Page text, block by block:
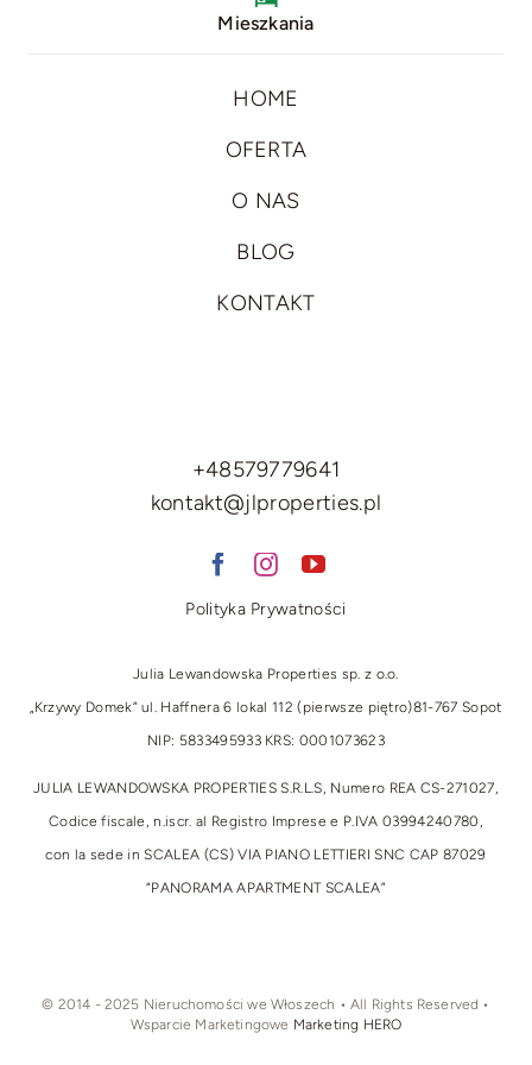
Mieszkania
HOME
OFERTA
O NAS
BLOG
KONTAKT
+48579779641
kontakt@jlproperties.pl
Polityka Prywatności
Julia Lewandowska Properties sp. z o.o.
„Krzywy Domek” ul. Haffnera 6 lokal 112 (pierwsze piętro)81-767 Sopot
NIP: 5833495933 KRS: 0001073623
JULIA LEWANDOWSKA PROPERTIES S.R.L.S, Numero REA CS-271027,
Codice fiscale, n.iscr. al Registro Imprese e P.IVA 03994240780,
con la sede in SCALEA (CS) VIA PIANO LETTIERI SNC CAP 87029
“PANORAMA APARTMENT SCALEA”
© 2014 - 2025 Nieruchomości we Włoszech • All Rights Reserved •
Wsparcie Marketingowe Marketing HERO